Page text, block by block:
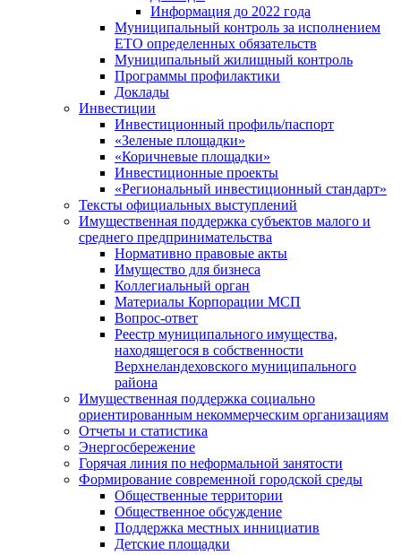
Информация до 2022 года
Муниципальный контроль за исполнением
ЕТО определенных обязательств
Муниципальный жилищный контроль
Программы профилактики
Доклады
Инвестиции
Инвестиционный профиль/паспорт
«Зеленые площадки»
«Коричневые площадки»
Инвестиционные проекты
«Региональный инвестиционный стандарт»
Тексты официальных выступлений
Имущественная поддержка субъектов малого и
среднего предпринимательства
Нормативно правовые акты
Имущество для бизнеса
Коллегиальный орган
Материалы Корпорации МСП
Вопрос-ответ
Реестр муниципального имущества,
находящегося в собственности
Верхнеландеховского муниципального
района
Имущественная поддержка социально
ориентированным некоммерческим организациям
Отчеты и статистика
Энергосбережение
Горячая линия по неформальной занятости
Формирование современной городской среды
Общественные территории
Общественное обсуждение
Поддержка местных иннициатив
Детские площадки